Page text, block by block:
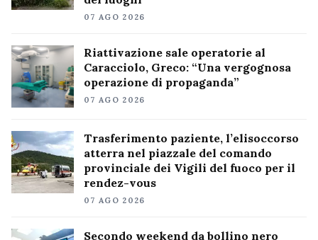
07 AGO 2026
Riattivazione sale operatorie al
Caracciolo, Greco: “Una vergognosa
operazione di propaganda”
07 AGO 2026
Trasferimento paziente, l’elisoccorso
atterra nel piazzale del comando
provinciale dei Vigili del fuoco per il
rendez-vous
07 AGO 2026
Secondo weekend da bollino nero